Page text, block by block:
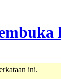
ini.